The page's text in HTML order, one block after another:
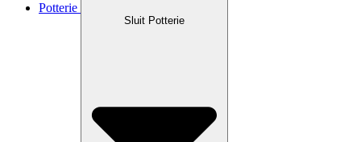
Potterie
Sluit Potterie